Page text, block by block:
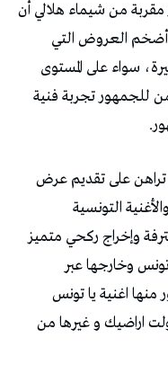
مقربة من شيماء هلالي أن
العروض التي
سواء على المستوى
للجمهور تجربة فنية
تراهن على تقديم عرض
التونسية
وإخراج ركحي متميز
وخارجها عبر
منها اغنية يا تونس
اراضيك و غيرها من